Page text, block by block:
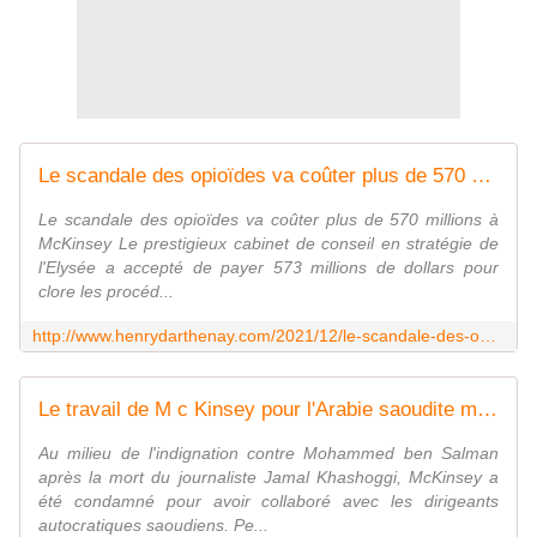
Le scandale des opioïdes va coûter plus de 570 millions à McKinsey - Vouillé un peu d'Histoire
Le scandale des opioïdes va coûter plus de 570 millions à
McKinsey Le prestigieux cabinet de conseil en stratégie de
l'Elysée a accepté de payer 573 millions de dollars pour
clore les procéd...
Le travail de M c Kinsey pour l'Arabie saoudite met en lumière son histoire d'enchevêtrements peu recommandables - Vouillé un peu d'Histoire
Au milieu de l'indignation contre Mohammed ben Salman
après la mort du journaliste Jamal Khashoggi, McKinsey a
été condamné pour avoir collaboré avec les dirigeants
autocratiques saoudiens. Pe...